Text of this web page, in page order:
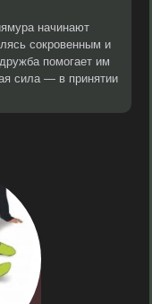
начинают
сокровенным и
помогает им
сила — в принятии